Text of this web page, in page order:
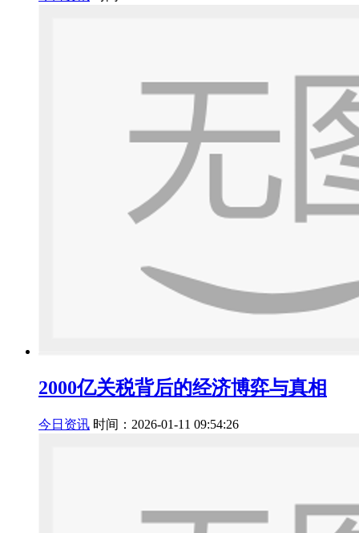
2000亿关税背后的经济博弈与真相
今日资讯 时间：2026-01-11 09:54:26